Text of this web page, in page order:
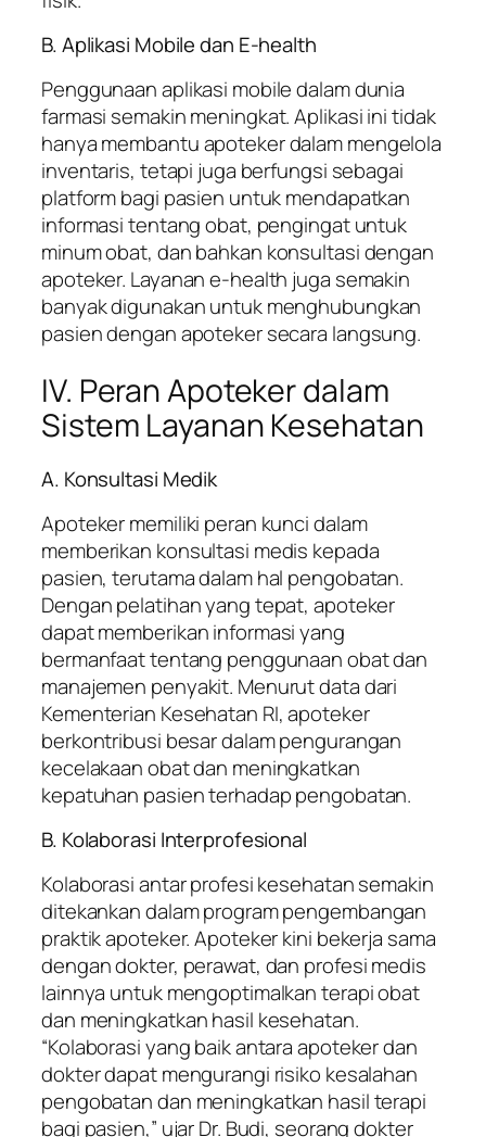
B. Aplikasi Mobile dan E-health
Penggunaan aplikasi mobile dalam dunia
farmasi semakin meningkat. Aplikasi ini tidak
hanya membantu apoteker dalam mengelola
inventaris, tetapi juga berfungsi sebagai
platform bagi pasien untuk mendapatkan
informasi tentang obat, pengingat untuk
minum obat, dan bahkan konsultasi dengan
apoteker. Layanan e-health juga semakin
banyak digunakan untuk menghubungkan
pasien dengan apoteker secara langsung.
IV. Peran Apoteker dalam
Sistem Layanan Kesehatan
A. Konsultasi Medik
Apoteker memiliki peran kunci dalam
memberikan konsultasi medis kepada
pasien, terutama dalam hal pengobatan.
Dengan pelatihan yang tepat, apoteker
dapat memberikan informasi yang
bermanfaat tentang penggunaan obat dan
manajemen penyakit. Menurut data dari
Kementerian Kesehatan RI, apoteker
berkontribusi besar dalam pengurangan
kecelakaan obat dan meningkatkan
kepatuhan pasien terhadap pengobatan.
B. Kolaborasi Interprofesional
Kolaborasi antar profesi kesehatan semakin
ditekankan dalam program pengembangan
praktik apoteker. Apoteker kini bekerja sama
dengan dokter, perawat, dan profesi medis
lainnya untuk mengoptimalkan terapi obat
dan meningkatkan hasil kesehatan.
“Kolaborasi yang baik antara apoteker dan
dokter dapat mengurangi risiko kesalahan
pengobatan dan meningkatkan hasil terapi
bagi pasien,” ujar Dr. Budi, seorang dokter